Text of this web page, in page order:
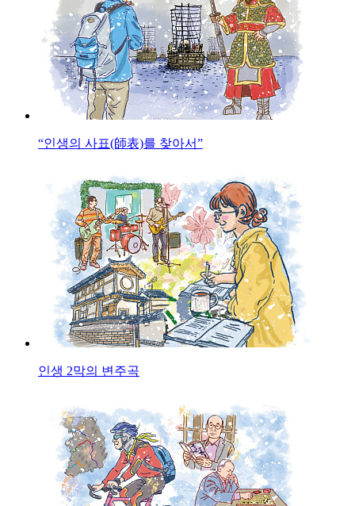
“인생의 사표(師表)를 찾아서”
인생 2막의 변주곡